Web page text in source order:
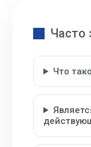
Часто
Что